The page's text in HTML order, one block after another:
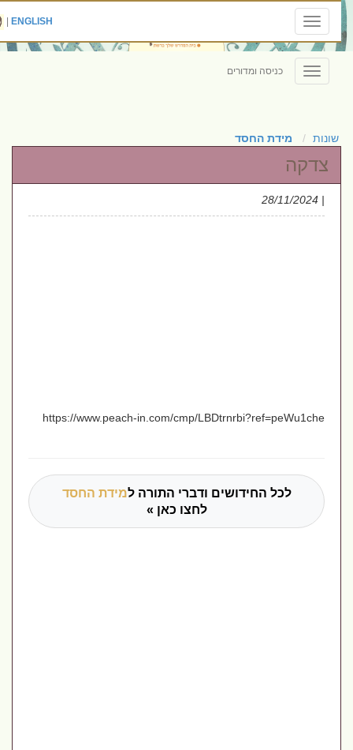
Toggle
navigation
ENGLISH
|
Toggle
navigation
כניסה ומדורים
שונות מידת החסד
צדקה
https://www.peach-in.com/cmp/LBDtrnrbi?ref=peWu1che
לכל החידושים ודברי התורה למידת החסד
לחצו כאן »